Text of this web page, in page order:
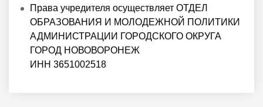
Права учредителя осуществляет ОТДЕЛ
ОБРАЗОВАНИЯ И МОЛОДЕЖНОЙ ПОЛИТИКИ
АДМИНИСТРАЦИИ ГОРОДСКОГО ОКРУГА
ГОРОД НОВОВОРОНЕЖ
ИНН 3651002518